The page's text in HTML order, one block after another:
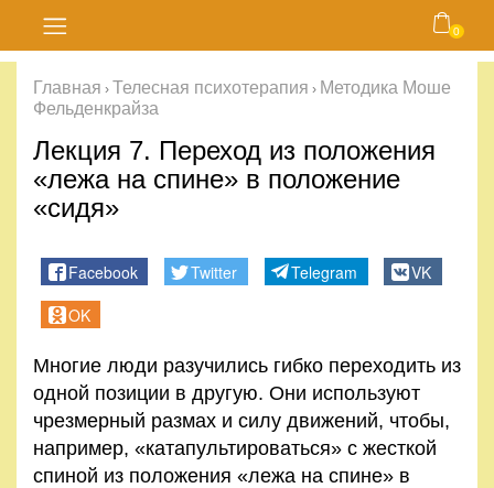
Блог
Курсы
Карта
сайта
Личный
кабинет
Контакты
0
Главная › Телесная психотерапия › Методика Моше
Фельденкрайза
Лекция 7. Переход из положения
«лежа на спине» в положение
«сидя»
Facebook Twitter Telegram
VK
OK
Многие люди разучились гибко переходить из
одной позиции в другую. Они используют
чрезмерный размах и силу движений, чтобы,
например, «катапультироваться» с жесткой
спиной из положения «лежа на спине» в